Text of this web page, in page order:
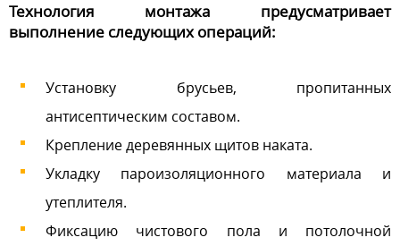
Технология монтажа предусматривает
выполнение следующих операций:
Установку брусьев, пропитанных
антисептическим составом.
Крепление деревянных щитов наката.
Укладку пароизоляционного материала и
утеплителя.
Фиксацию чистового пола и потолочной